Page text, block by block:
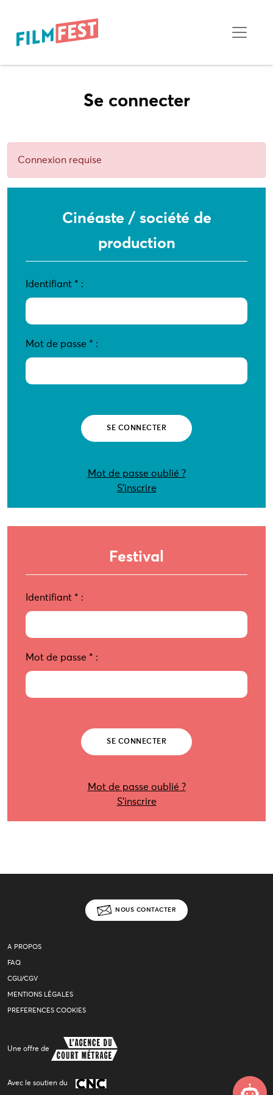
Se connecter
Connexion requise
Cinéaste / société de
production
Identifiant * :
Mot de passe * :
Mot de passe oublié ?
S’inscrire
Festival
Identifiant * :
Mot de passe * :
Mot de passe oublié ?
S’inscrire
NOUS CONTACTER
A PROPOS
FAQ
CGU/CGV
MENTIONS LÉGALES
PREFERENCES COOKIES
Une offre de
Avec le soutien du